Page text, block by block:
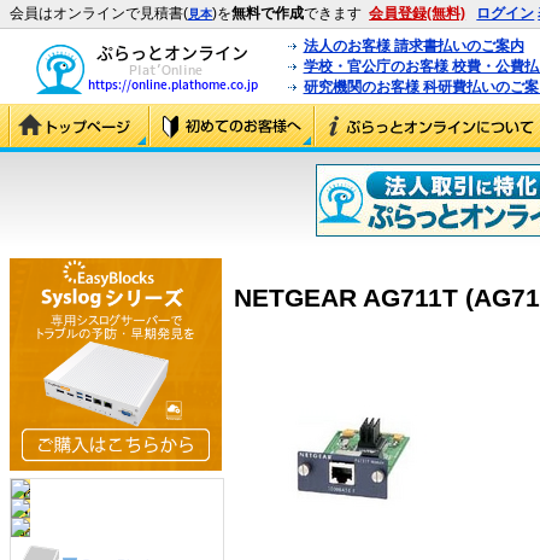
会員はオンラインで見積書(見本)を無料で作成できます 会員登録(無料) ログイン
法人のお客様 請求書払いのご案内
学校・官公庁のお客様 校費・公費
研究機関のお客様 科研費払いのご
NETGEAR AG711T